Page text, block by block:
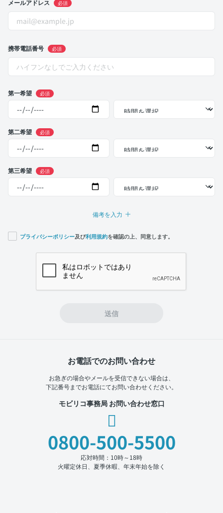
メールアドレス 必須
携帯電話番号 必須
第一希望 必須
第二希望 必須
第三希望 必須
備考を入力
プライバシーポリシー及び利用規約を確認の上、同意します。
送信
お電話でのお問い合わせ
お急ぎの場合やメールを受信できない場合は、
下記番号までお電話にてお問い合わせください。
モビリコ事務局 お問い合わせ窓口
0800-500-5500
応対時間：10時～18時
火曜定休日、夏季休暇、年末年始を除く